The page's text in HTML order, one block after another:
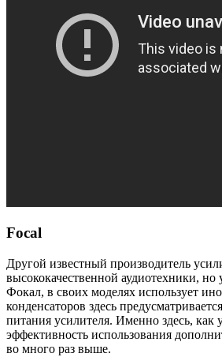
Focal
Другой известный производитель
высококачественной аудиотехники,
Фокал, в своих моделях использует
конденсаторов здесь
питания усилителя. Именно здесь, как
эффективность использования
во много раз выше.